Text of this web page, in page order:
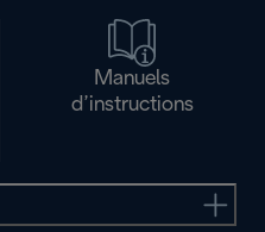
Manuels
d’instructions